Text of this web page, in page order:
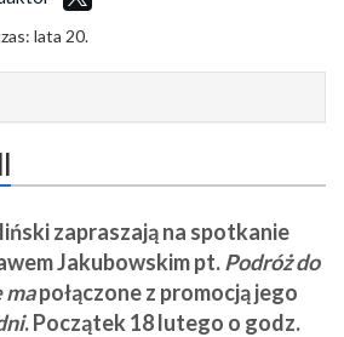
zapraszają na spotkanie
Jakubowskim pt.Podróż do
mapołączone z promocją jego
. Początek 18 lutego o godz.